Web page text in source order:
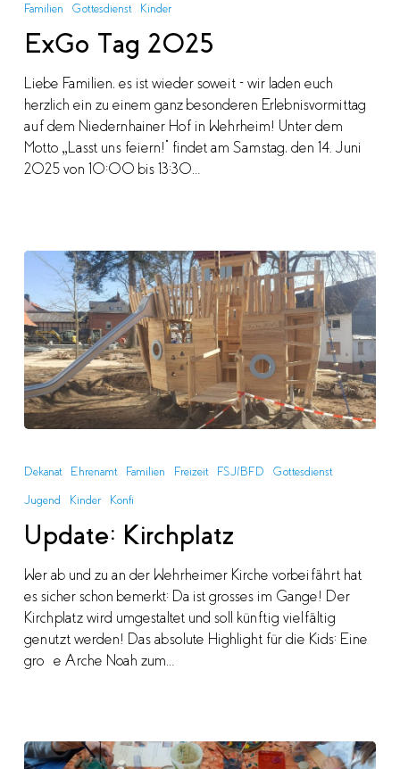
2025
Familien Gottesdienst Kinder
ExGo Tag 2025
Liebe Familien, es ist wieder soweit – wir laden euch
herzlich ein zu einem ganz besonderen Erlebnisvormittag
auf dem Niedernhainer Hof in Wehrheim! Unter dem
Motto „Lasst uns feiern!“ findet am Samstag, den 14. Juni
2025 von 10:00 bis 13:30…
Dekanat Ehrenamt Familien Freizeit FSJ/BFD Gottesdienst
Jugend Kinder Konfi
Update: Kirchplatz
Wer ab und zu an der Wehrheimer Kirche vorbeifährt hat
es sicher schon bemerkt: Da ist grosses im Gange! Der
Kirchplatz wird umgestaltet und soll künftig vielfältig
genutzt werden! Das absolute Highlight für die Kids: Eine
große Arche Noah zum…